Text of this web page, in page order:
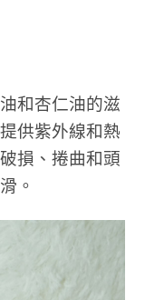
和杏仁油的滋
供紫外線和熱
損、捲曲和頭
。